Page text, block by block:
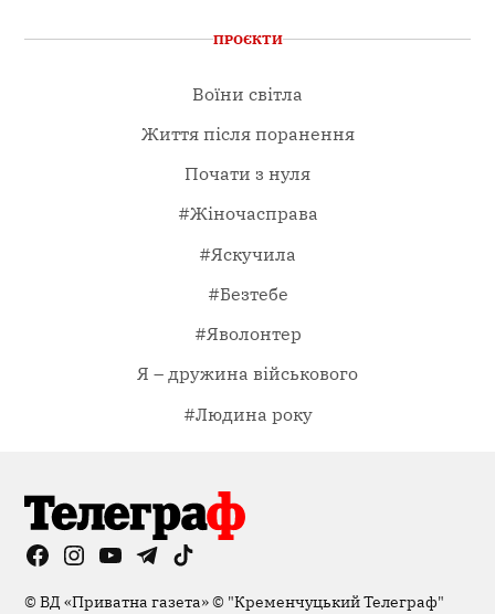
ПРОЄКТИ
Воїни світла
Життя після поранення
Почати з нуля
#Жіночасправа
#Яскучила
#Безтебе
#Яволонтер
Я – дружина військового
#Людина року
FacebookInstagram
YouTubeTelegramTikTok
©ВД «Приватна газета»© "Кременчуцький Телеграф"